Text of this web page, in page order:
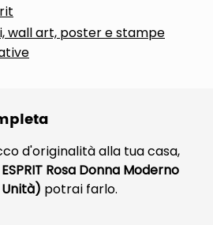
wall art, poster e stampe
d'originalità alla tua casa,
Rosa Donna Moderno
Unità) potrai farlo.